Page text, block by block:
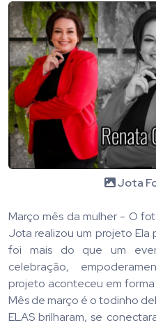
Jota
Março mês da mulher - O
Jota realizou um projeto Ela
foi mais do que um
celebração,
projeto aconteceu em
Mês de março é o todinho
ELAS brilharam, se